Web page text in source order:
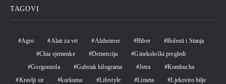
TAGOVI
Agro Alati za vrt Alzheimer Biber
Bolesti i Stanja
Chia sjemenke
Demencija
Ginekološki pregledi
Gorgonzola
Gubitak kilograma Jetra
Kombucha
Kravlji sir
kurkuma Lifestyle Limeta
Ljekovito bilje